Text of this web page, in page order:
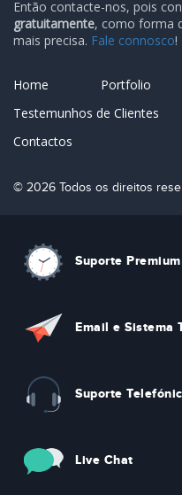
Então contacte-nos, pois
gratuitamente, como forma
mais precisa. Fale connosco!
Home
Portfolio
Testemunhos de Clientes
Contactos
© 2026 Todos os direitos
Suporte Premium
Email e Sistema
Suporte
Live Chat